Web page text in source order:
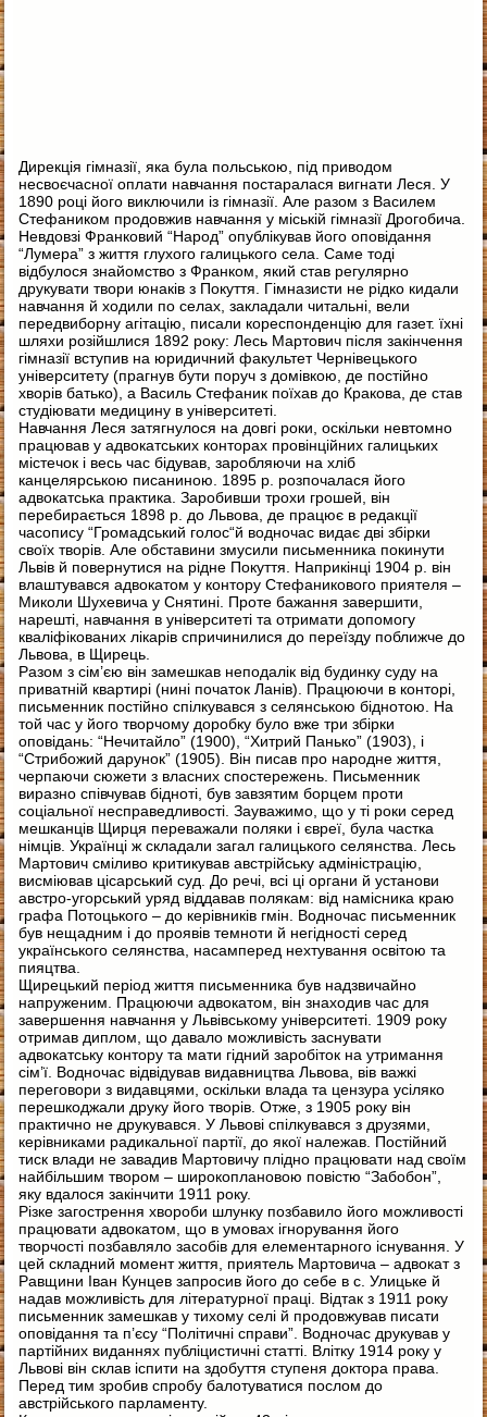
Дирекція гімназії, яка була польською, під приводом
несвоєчасної оплати навчання постаралася вигнати Леся. У
1890 році його виключили із гімназії. Але разом з Василем
Стефаником продовжив навчання у міській гімназії Дрогобича.
Невдовзі Франковий “Народ” опублікував його оповідання
“Лумера” з життя глухого галицького села. Саме тоді
відбулося знайомство з Франком, який став регулярно
друкувати твори юнаків з Покуття. Гімназисти не рідко кидали
навчання й ходили по селах, закладали читальні, вели
передвиборну агітацію, писали кореспонденцію для газет. їхні
шляхи розійшлися 1892 року: Лесь Мартович після закінчення
гімназії вступив на юридичний факультет Чернівецького
університету (прагнув бути поруч з домівкою, де постійно
хворів батько), а Василь Стефаник поїхав до Кракова, де став
студіювати медицину в університеті.
Навчання Леся затягнулося на довгі роки, оскільки невтомно
працював у адвокатських конторах провінційних галицьких
містечок і весь час бідував, заробляючи на хліб
канцелярською писаниною. 1895 р. розпочалася його
адвокатська практика. Заробивши трохи грошей, він
перебирається 1898 р. до Львова, де працює в редакції
часопису “Громадський голос“й водночас видає дві збірки
своїх творів. Але обставини змусили письменника покинути
Львів й повернутися на рідне Покуття. Наприкінці 1904 р. він
влаштувався адвокатом у контору Стефаникового приятеля –
Миколи Шухевича у Снятині. Проте бажання завершити,
нарешті, навчання в університеті та отримати допомогу
кваліфікованих лікарів спричинилися до переїзду поближче до
Львова, в Щирець.
Разом з сім’єю він замешкав неподалік від будинку суду на
приватній квартирі (нині початок Ланів). Працюючи в конторі,
письменник постійно спілкувався з селянською біднотою. На
той час у його творчому доробку було вже три збірки
оповідань: “Нечитайло” (1900), “Хитрий Панько” (1903), і
“Стрибожий дарунок” (1905). Він писав про народне життя,
черпаючи сюжети з власних спостережень. Письменник
виразно співчував бідноті, був завзятим борцем проти
соціальної несправедливості. Зауважимо, що у ті роки серед
мешканців Щирця переважали поляки і євреї, була частка
німців. Українці ж складали загал галицького селянства. Лесь
Мартович сміливо критикував австрійську адміністрацію,
висміював цісарський суд. До речі, всі ці органи й установи
австро-угорський уряд віддавав полякам: від намісника краю
графа Потоцького – до керівників гмін. Водночас письменник
був нещадним і до проявів темноти й негідності серед
українського селянства, насамперед нехтування освітою та
пияцтва.
Щирецький період життя письменника був надзвичайно
напруженим. Працюючи адвокатом, він знаходив час для
завершення навчання у Львівському університеті. 1909 року
отримав диплом, що давало можливість заснувати
адвокатську контору та мати гідний заробіток на утримання
сім’ї. Водночас відвідував видавництва Львова, вів важкі
переговори з видавцями, оскільки влада та цензура усіляко
перешкоджали друку його творів. Отже, з 1905 року він
практично не друкувався. У Львові спілкувався з друзями,
керівниками радикальної партії, до якої належав. Постійний
тиск влади не завадив Мартовичу плідно працювати над своїм
найбільшим твором – широкоплановою повістю “Забобон”,
яку вдалося закінчити 1911 року.
Різке загострення хвороби шлунку позбавило його можливості
працювати адвокатом, що в умовах ігнорування його
творчості позбавляло засобів для елементарного існування. У
цей складний момент життя, приятель Мартовича – адвокат з
Равщини Іван Кунцев запросив його до себе в с. Улицьке й
надав можливість для літературної праці. Відтак з 1911 року
письменник замешкав у тихому селі й продовжував писати
оповідання та п’єсу “Політичні справи”. Водночас друкував у
партійних виданнях публіцистичні статті. Влітку 1914 року у
Львові він склав іспити на здобуття ступеня доктора права.
Перед тим зробив спробу балотуватися послом до
австрійського парламенту.